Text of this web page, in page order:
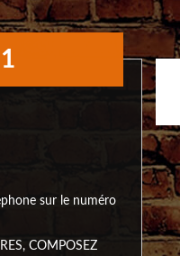
sur le numéro
COMPOSEZ